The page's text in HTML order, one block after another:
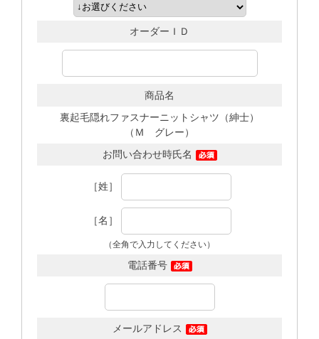
オーダーＩＤ
商品名
裏起毛隠れファスナーニットシャツ（紳士）
（Ｍ グレー）
お問い合わせ時氏名
［姓］
［名］
（全角で入力してください）
電話番号
メールアドレス